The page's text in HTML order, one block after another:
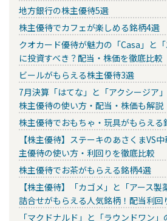
地方銀行の株主優待5選
株主優待でカフェが楽しめる銘柄4選
クオカード優待が魅力の「Casa」と
に投資すべき？配当・株価を徹底比較
ビールがもらえる株主優待3選
7月決算「はてな」と「アクシージア
株主優待の使い方・配当・株価も解説
株主優待でおもちゃ・玩具がもらえる
【株主優待】ステーキのあさくまVS
主優待の使い方・利回りを徹底比較
株主優待でお茶がもらえる銘柄4選
【株主優待】「カゴメ」と「アース
詰合せがもらえる人気銘柄！配当利回
「マクドナルド」と「ラウンドワン